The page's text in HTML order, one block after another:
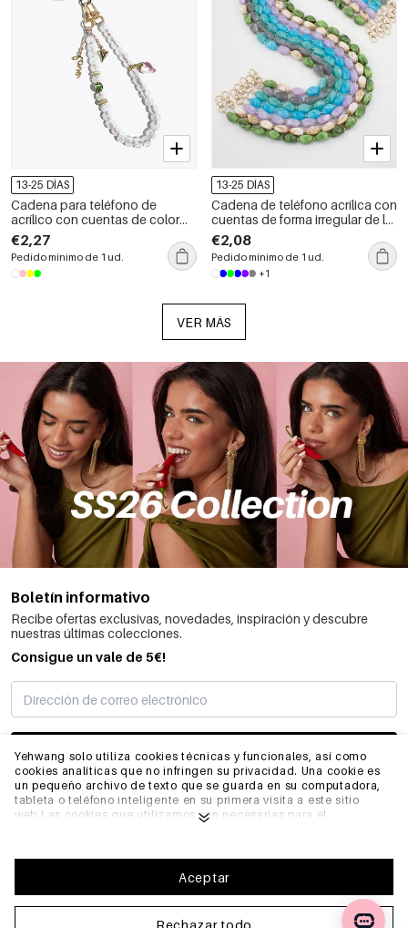
Yehwang solo utiliza cookies técnicas y funcionales, así como
cookies analíticas que no infringen su privacidad. Una cookie es
un pequeño archivo de texto que se guarda en su computadora,
tableta o teléfono inteligente en su primera visita a este sitio
web.Las cookies que utilizamos son necesarias para el
por ejemplo, sus preferencias. También nos permiten optimizar
nuestro sitio web.Para garantizar una buena experiencia de
navegación y compra en Yehwang, le recomendamos que acepte
nuestra recopilación y uso de cookies. Puede darse de baja de las
cookies ajustando la configuración de su navegador de internet
Rechazar todo
Aceptar
13-25 DÍAS
Cadena para teléfono de
acrílico con cuentas de color
sólido y forma de corazón de la
serie Simple Sweet Letter Heart
con fresas
€2,27
Pedido mínimo de 1 ud.
13-25 DÍAS
Cadena de teléfono acrílica con
cuentas de forma irregular de la
serie Simple Daily
€2,08
Pedido mínimo de 1 ud.
+1
VER MÁS
Boletín informativo
Recibe ofertas exclusivas, novedades, inspiración y descubre
nuestras últimas colecciones.
Consigue un vale de 5€!
SUSCRIBIRME
INFORMACIÓN